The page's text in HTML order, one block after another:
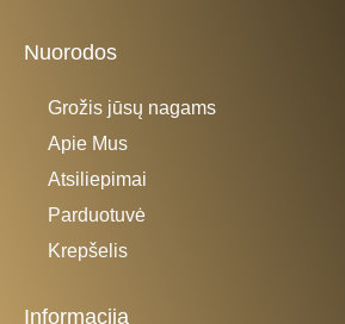
Nuorodos
Grožis jūsų nagams
Apie Mus
Atsiliepimai
Parduotuvė
Krepšelis
Informacija